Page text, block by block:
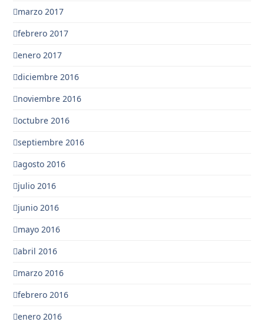
marzo 2017
febrero 2017
enero 2017
diciembre 2016
noviembre 2016
octubre 2016
septiembre 2016
agosto 2016
julio 2016
junio 2016
mayo 2016
abril 2016
marzo 2016
febrero 2016
enero 2016